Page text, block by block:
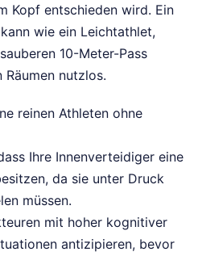
Kopf entschieden wird. Ein
wie ein Leichtathlet,
10-Meter-Pass
Räumen nutzlos.
reinen Athleten ohne
Ihre Innenverteidiger eine
da sie unter Druck
müssen.
mit hoher kognitiver
antizipieren, bevor